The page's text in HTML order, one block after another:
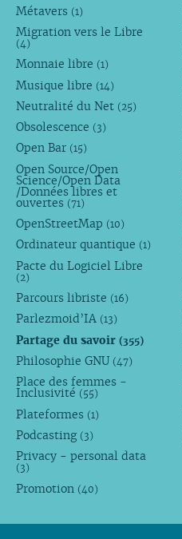
Métavers (1)
Migration vers le Libre
(4)
Monnaie libre (1)
Musique libre (14)
Neutralité du Net (25)
Obsolescence (3)
Open Bar (15)
Open Source/Open
Science/Open Data
/Données libres et
ouvertes (71)
OpenStreetMap (10)
Ordinateur quantique (1)
Pacte du Logiciel Libre
(2)
Parcours libriste (16)
Parlezmoid’IA (13)
Partage du savoir (355)
Philosophie GNU (47)
Place des femmes -
Inclusivité (55)
Plateformes (1)
Podcasting (3)
Privacy - personal data
(3)
Promotion (40)